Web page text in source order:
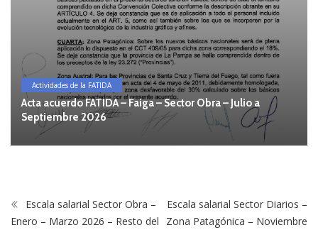
Actividades de la FATIDA
Acta acuerdo FATIDA – Faiga – Sector Obra – Julio a
Septiembre 2026
Escala salarial Sector Obra –
Enero – Marzo 2026 – Resto del
Escala salarial Sector Diarios –
Zona Patagónica – Noviembre